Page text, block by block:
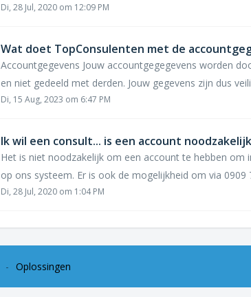
Di, 28 Jul, 2020 om 12:09 PM
Wat doet TopConsulenten met de
Accountgegevens Jouw accountgegegevens worden
en niet gedeeld met derden. Jouw gegevens zijn dus
Di, 15 Aug, 2023 om 6:47 PM
Ik wil een consult... is een account
Het is niet noodzakelijk om een account te hebben
op ons systeem. Er is ook de mogelijkheid om via 0909
Di, 28 Jul, 2020 om 1:04 PM
Oplossingen